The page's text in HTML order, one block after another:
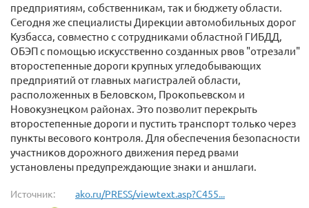
предприятиям, собственникам, так и бюджету области.
Сегодня же специалисты Дирекции автомобильных дорог
Кузбасса, совместно с сотрудниками областной ГИБДД,
ОБЭП с помощью искусственно созданных рвов "отрезали"
второстепенные дороги крупных угледобывающих
предприятий от главных магистралей области,
расположенных в Беловском, Прокопьевском и
Новокузнецком районах. Это позволит перекрыть
второстепенные дороги и пустить транспорт только через
пункты весового контроля. Для обеспечения безопасности
участников дорожного движения перед рвами
установлены предупреждающие знаки и аншлаги.
Источник: ako.ru/PRESS/viewtext.asp?C455...